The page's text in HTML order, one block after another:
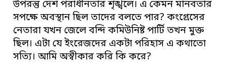
উপরন্তু দেশ পরাধীনতার শৃঙ্খলে। এ কেমন মানবতার
সপক্ষে অবস্থান ছিল তাদের বলতে পার? কংগ্রেসের
নেতারা যখন জেলে বন্দি কমিউনিষ্ট পার্টি তখন মুক্ত
ছিল। এটা যে ইংরেজদের একটা পরিহাস এ কথাতো
সত্যি। আমি অস্বীকার করি কি করে?